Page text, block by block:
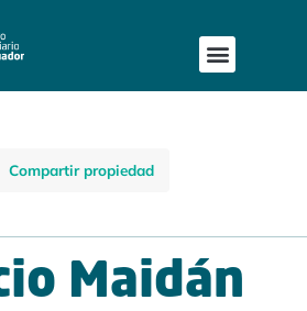
Compartir propiedad
Maidán